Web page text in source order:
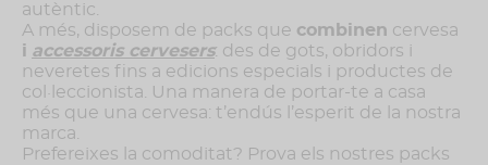
autèntic.
A més, disposem de packs que combinen cervesa
i accessoris cervesers: des de gots, obridors i
neveretes fins a edicions especials i productes de
col·leccionista. Una manera de portar-te a casa
més que una cervesa: t’endús l’esperit de la nostra
marca.
Prefereixes la comoditat? Prova els nostres packs